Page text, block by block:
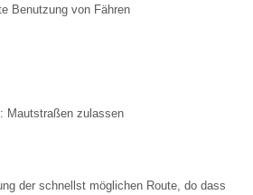
Benutzung von Fähren
Mautstraßen zulassen
der schnellst möglichen Route, do dass